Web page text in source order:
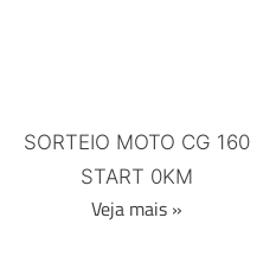
SORTEIO MOTO CG 160
START 0KM
Veja mais »